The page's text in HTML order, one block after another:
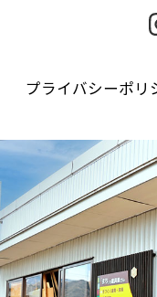
プライバシーポリ